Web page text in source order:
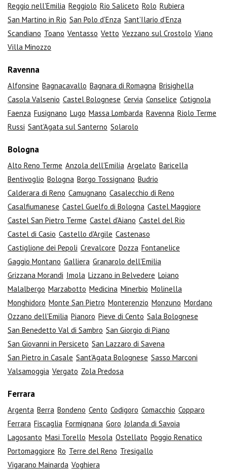
Reggio nell'Emilia Reggiolo Rio Saliceto Rolo Rubiera
San Martino in Rio San Polo d'Enza Sant'Ilario d'Enza
Scandiano Toano Ventasso Vetto Vezzano sul Crostolo Viano
Villa Minozzo
Ravenna
Alfonsine Bagnacavallo Bagnara di Romagna Brisighella
Casola Valsenio Castel Bolognese Cervia Conselice Cotignola
Faenza Fusignano Lugo Massa Lombarda Ravenna Riolo Terme
Russi Sant'Agata sul Santerno Solarolo
Bologna
Alto Reno Terme Anzola dell'Emilia Argelato Baricella
Bentivoglio Bologna Borgo Tossignano Budrio
Calderara di Reno Camugnano Casalecchio di Reno
Casalfiumanese Castel Guelfo di Bologna Castel Maggiore
Castel San Pietro Terme Castel d'Aiano Castel del Rio
Castel di Casio Castello d'Argile Castenaso
Castiglione dei Pepoli Crevalcore Dozza Fontanelice
Gaggio Montano Galliera Granarolo dell'Emilia
Grizzana Morandi Imola Lizzano in Belvedere Loiano
Malalbergo Marzabotto Medicina Minerbio Molinella
Monghidoro Monte San Pietro Monterenzio Monzuno Mordano
Ozzano dell'Emilia Pianoro Pieve di Cento Sala Bolognese
San Benedetto Val di Sambro San Giorgio di Piano
San Giovanni in Persiceto San Lazzaro di Savena
San Pietro in Casale Sant'Agata Bolognese Sasso Marconi
Valsamoggia Vergato Zola Predosa
Ferrara
Argenta Berra Bondeno Cento Codigoro Comacchio Copparo
Ferrara Fiscaglia Formignana Goro Jolanda di Savoia
Lagosanto Masi Torello Mesola Ostellato Poggio Renatico
Portomaggiore Ro Terre del Reno Tresigallo
Vigarano Mainarda Voghiera